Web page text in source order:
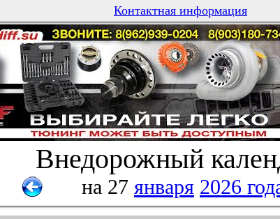
Контактная информация
Внедорожный
на 27 января 2026